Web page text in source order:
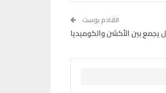
القادم بوست
بين الأكشن والكوميديا